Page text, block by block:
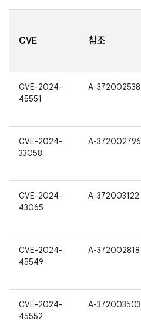
CVE 참조
CVE-2024-
45551
A-372002538
CVE-2024-
33058
A-372002796
CVE-2024-
43065
A-372003122
CVE-2024-
45549
A-372002818
CVE-2024-
45552
A-372003503